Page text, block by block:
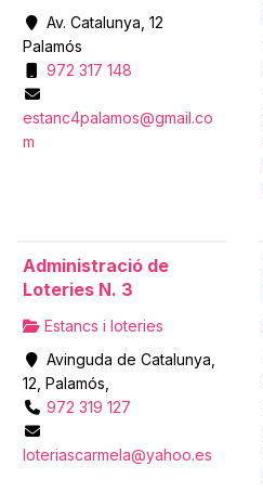
Av. Catalunya, 12
Palamós
972 317 148
estanc4palamos@gmail.co
m
Administració de
Loteries N. 3
Estancs i loteries
Avinguda de Catalunya,
12, Palamós,
972 319 127
loteriascarmela@yahoo.es